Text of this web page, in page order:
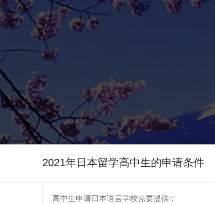
2021年日本留学高中生的申请条件
高中生申请日本语言学校需要提供：